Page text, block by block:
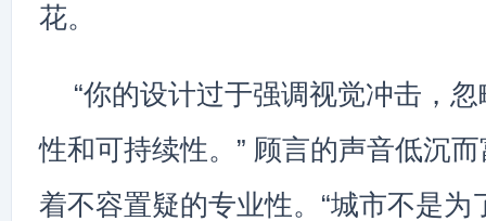
花。
“你的设计过于强调视觉冲击，
性和可持续性。” 顾言的声音低沉
着不容置疑的专业性。“城市不是为